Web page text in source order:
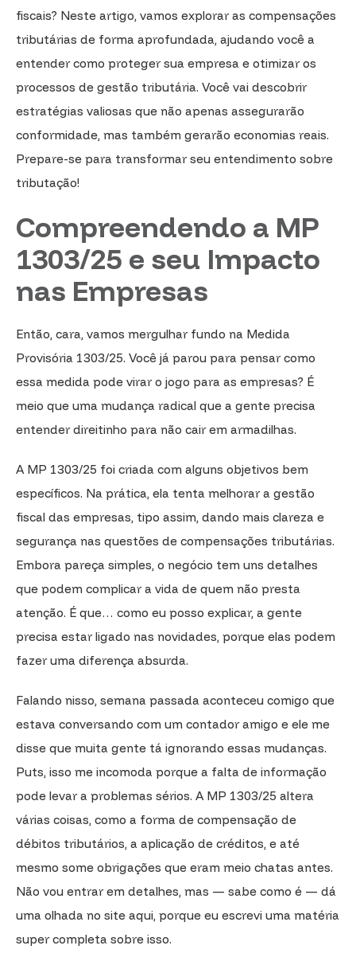
fiscais? Neste artigo, vamos explorar as compensações
tributárias de forma aprofundada, ajudando você a
entender como proteger sua empresa e otimizar os
processos de gestão tributária. Você vai descobrir
estratégias valiosas que não apenas assegurarão
conformidade, mas também gerarão economias reais.
Prepare-se para transformar seu entendimento sobre
tributação!
Compreendendo a MP
1303/25 e seu Impacto
nas Empresas
Então, cara, vamos mergulhar fundo na Medida
Provisória 1303/25. Você já parou para pensar como
essa medida pode virar o jogo para as empresas? É
meio que uma mudança radical que a gente precisa
entender direitinho para não cair em armadilhas.
A MP 1303/25 foi criada com alguns objetivos bem
específicos. Na prática, ela tenta melhorar a gestão
fiscal das empresas, tipo assim, dando mais clareza e
segurança nas questões de compensações tributárias.
Embora pareça simples, o negócio tem uns detalhes
que podem complicar a vida de quem não presta
atenção. É que… como eu posso explicar, a gente
precisa estar ligado nas novidades, porque elas podem
fazer uma diferença absurda.
Falando nisso, semana passada aconteceu comigo que
estava conversando com um contador amigo e ele me
disse que muita gente tá ignorando essas mudanças.
Puts, isso me incomoda porque a falta de informação
pode levar a problemas sérios. A MP 1303/25 altera
várias coisas, como a forma de compensação de
débitos tributários, a aplicação de créditos, e até
mesmo some obrigações que eram meio chatas antes.
Não vou entrar em detalhes, mas — sabe como é — dá
uma olhada no site aqui, porque eu escrevi uma matéria
super completa sobre isso.